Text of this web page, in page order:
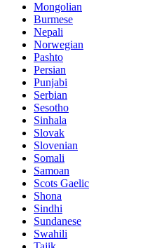
Mongolian
Burmese
Nepali
Norwegian
Pashto
Persian
Punjabi
Serbian
Sesotho
Sinhala
Slovak
Slovenian
Somali
Samoan
Scots Gaelic
Shona
Sindhi
Sundanese
Swahili